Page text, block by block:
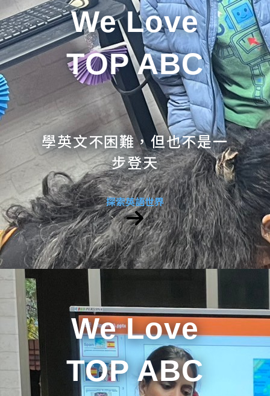
We Love
TOP ABC
學英文不困難，但也不是一
步登天
探索英語世界
We Love
TOP ABC